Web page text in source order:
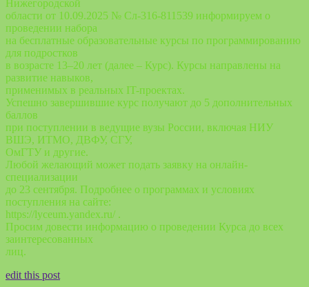
Нижегородской
области от 10.09.2025 № Сл-316-811539 информируем о
проведении набора
на бесплатные образовательные курсы по программированию
для подростков
в возрасте 13–20 лет (далее – Курс). Курсы направлены на
развитие навыков,
применимых в реальных IT-проектах.
Успешно завершившие курс получают до 5 дополнительных
баллов
при поступлении в ведущие вузы России, включая НИУ
ВШЭ, ИТМО, ДВФУ, СГУ,
ОмГТУ и другие.
Любой желающий может подать заявку на онлайн-
специализации
до 23 сентября. Подробнее о программах и условиях
поступления на сайте:
https://lyceum.yandex.ru/ .
Просим довести информацию о проведении Курса до всех
заинтересованных
лиц.
edit this post